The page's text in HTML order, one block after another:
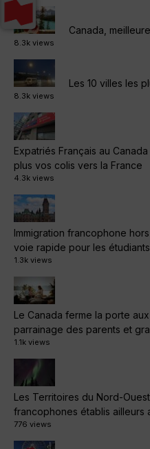
Canada,
8.3k views
Les 10 villes les
8.3k views
Expatriés Français au
plus vos colis vers la France
4.3k views
Immigration francophone
voie rapide pour les
1.3k views
Le Canada ferme la porte
parrainage des parents et
1.1k views
Les Territoires du Nord-
francophones établis ailleurs
776 views